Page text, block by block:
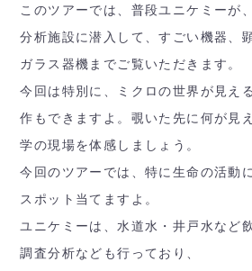
このツアーでは、普段ユニケミーが
分析施設に潜入して、すごい機器、
ガラス器機までご覧いただきます。
今回は特別に、ミクロの世界が見え
作もできますよ。覗いた先に何が見
学の現場を体感しましょう。
今回のツアーでは、特に生命の活動
スポット当てますよ。
ユニケミーは、水道水・井戸水など
調査分析なども行っており、